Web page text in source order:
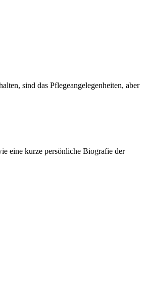
sind das Pflegeangelegenheiten, aber
eine kurze persönliche Biografie der